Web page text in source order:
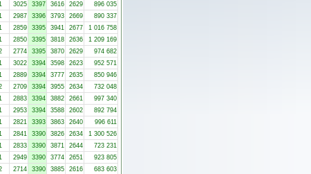
3025 3397 3616 2629
896 035
2987 3396 3793 2669
890 337
2859 3395 3941 2677
1 016 758
2850 3395 3818 2636
1 209 169
2774 3395 3870 2629
974 682
3022 3394 3598 2623
952 571
2889 3394 3777 2635
850 946
2709 3394 3955 2634
732 048
2883 3394 3882 2661
997 340
2953 3394 3588 2602
892 794
2821 3393 3863 2640
996 611
2841 3390 3826 2634
1 300 526
2833 3390 3871 2644
723 231
2949 3390 3774 2651
923 805
2714 3390 3885 2616
683 603